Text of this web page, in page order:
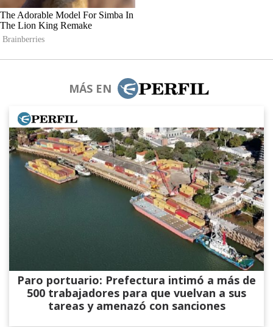
MÁS EN
Paro portuario: Prefectura intimó a más de
500 trabajadores para que vuelvan a sus
tareas y amenazó con sanciones